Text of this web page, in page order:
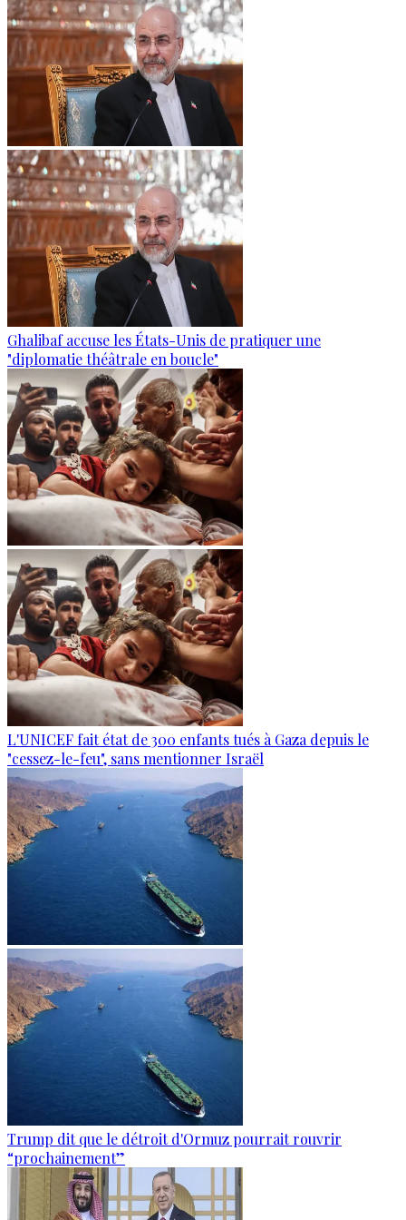
Ghalibaf accuse les États-Unis de pratiquer une
"diplomatie théâtrale en boucle"
L'UNICEF fait état de 300 enfants tués à Gaza depuis le
"cessez-le-feu", sans mentionner Israël
Trump dit que le détroit d'Ormuz pourrait rouvrir
“prochainement”